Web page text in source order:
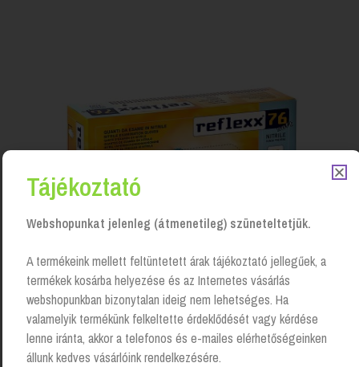
Kesztyű munkavédelmi, Nitril Reflexx, kék, 100 db
Login to see prices
Tájékoztató
Webshopunkat jelenleg (átmenetileg) szüneteltetjük.
A termékeink mellett feltüntetett árak tájékoztató jellegűek, a
termékek kosárba helyezése és az Internetes vásárlás
webshopunkban bizonytalan ideig nem lehetséges. Ha
valamelyik termékünk felkeltette érdeklődését vagy kérdése
lenne iránta, akkor a telefonos és e-mailes elérhetőségeinken
állunk kedves vásárlóink rendelkezésére.